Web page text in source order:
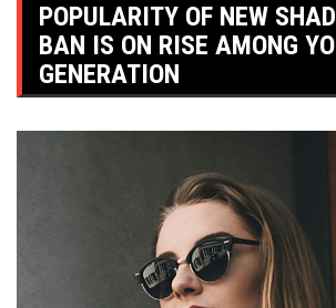
POPULARITY OF NEW
BAN IS ON RISE AMONG
GENERATION